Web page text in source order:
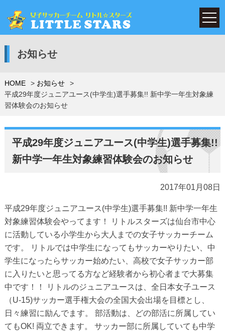
お知らせ
HOME
お知らせ
平成29年度ジュニアユース(中学生)選手募集!! 新中学一年生対象練
習体験会のお知らせ
平成29年度ジュニアユース(中学生)選手募集!!
新中学一年生対象練習体験会のお知らせ
2017年01月08日
平成29年度ジュニアユース(中学生)選手募集!! 新中学一年生
対象練習体験会やってます！ リトルスターズは仙台市中心
に活動している小学生から大人までの女子サッカーチーム
です。 リトルでは中学生になってもサッカーやりたい、中
学生になったらサッカー始めたい、高校で女子サッカー部
に入りたいと思ってる方など経験者から初心者まで大募集
中です！！ リトルのジュニアユースは、全日本女子ユース
（U-15)サッカー選手権大会の全国大会出場を目標とし、
日々練習に励んでます。 部活動は、どの部活に所属してい
てもOK! 両立できます。 サッカー部に所属していても中学